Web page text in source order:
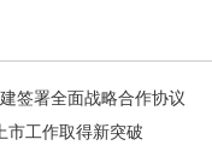
签署全面战略合作协议
市工作取得新突破